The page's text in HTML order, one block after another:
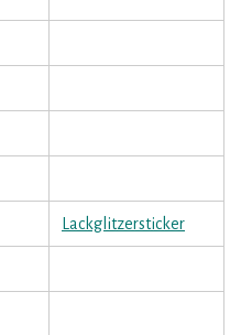
Lackglitzersticker